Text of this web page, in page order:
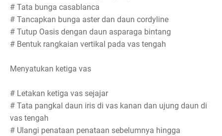
# Tata bunga casablanca
# Tancapkan bunga aster dan daun cordyline
# Tutup Oasis dengan daun asparaga bintang
# Bentuk rangkaian vertikal pada vas tengah
Menyatukan ketiga vas
# Letakan ketiga vas sejajar
# Tata pangkal daun iris di vas kanan dan ujung daun di
vas tengah
# Ulangi penataan penataan sebelumnya hingga